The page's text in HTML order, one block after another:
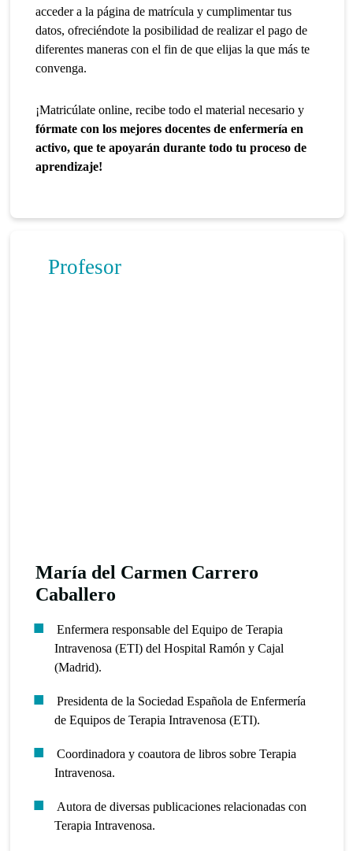
acceder a la página de matrícula y cumplimentar tus
datos, ofreciéndote la posibilidad de realizar el pago de
diferentes maneras con el fin de que elijas la que más te
convenga.
¡Matricúlate online, recibe todo el material necesario y
fórmate con los mejores docentes de enfermería en
activo, que te apoyarán durante todo tu proceso de
aprendizaje!
Profesor
María del Carmen Carrero
Caballero
Enfermera responsable del Equipo de Terapia
Intravenosa (ETI) del Hospital Ramón y Cajal
(Madrid).
Presidenta de la Sociedad Española de Enfermería
de Equipos de Terapia Intravenosa (ETI).
Coordinadora y coautora de libros sobre Terapia
Intravenosa.
Autora de diversas publicaciones relacionadas con
Terapia Intravenosa.